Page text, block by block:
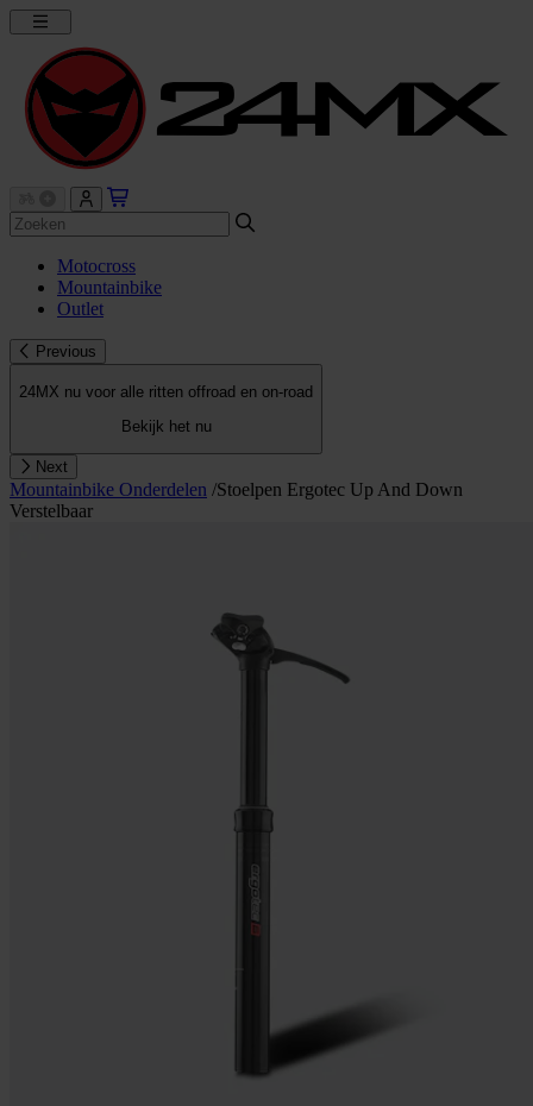
Motocross
Mountainbike
Outlet
Previous
24MX nu voor alle ritten offroad en on-road
Bekijk het nu
Next
Mountainbike Onderdelen /Stoelpen Ergotec Up And Down
Verstelbaar